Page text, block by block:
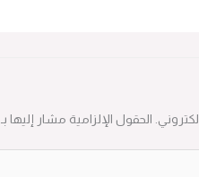
الحقول الإلزامية مشار إليها بـ*